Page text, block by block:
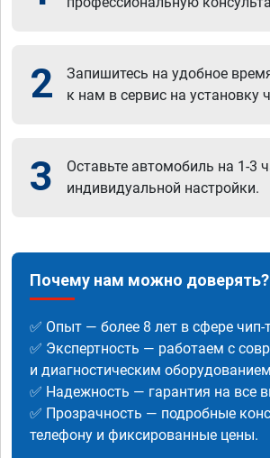
2
Запишитесь на удобное
к нам в сервис на установку
3
Оставьте автомобиль на 1-3
индивидуальной настройки.
Почему нам можно доверять?
✅ Опыт — более 8 лет в сфере чип-
✅ Экспертность — работаем с
и диагностическим
✅ Надежность — гарантия на все
✅ Прозрачность — подробные
телефону и фиксированные цены.